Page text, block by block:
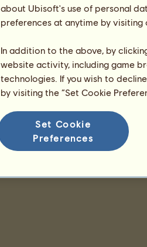
about Ubisoft's use of personal
preferences at anytime by
In addition to the above, by
website activity, including game
technologies. If you wish to
by visiting the “Set Cookie
Set Cookie
Preferences